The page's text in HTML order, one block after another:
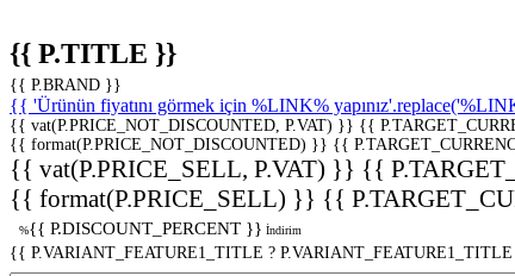
{{ P.TITLE }}
{{ P.BRAND }}
{{ 'Ürünün fiyatını görmek için %LINK%
{{ vat(P.PRICE_NOT_DISCOUNTED, P.VAT) }} {{
{{ format(P.PRICE_NOT_DISCOUNTED) }} {{
{{ vat(P.PRICE_SELL, P.VAT) }} {{
{{ format(P.PRICE_SELL) }} {{
%{{ P.DISCOUNT_PERCENT }} İndirim
{{ P.VARIANT_FEATURE1_TITLE ?